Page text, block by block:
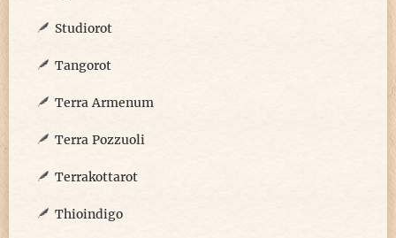
Studiorot
Tangorot
Terra Armenum
Terra Pozzuoli
Terrakottarot
Thioindigo